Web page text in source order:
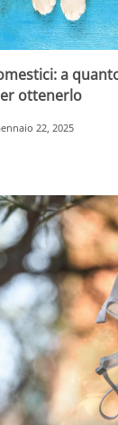
a
ottenerlo
22, 2025